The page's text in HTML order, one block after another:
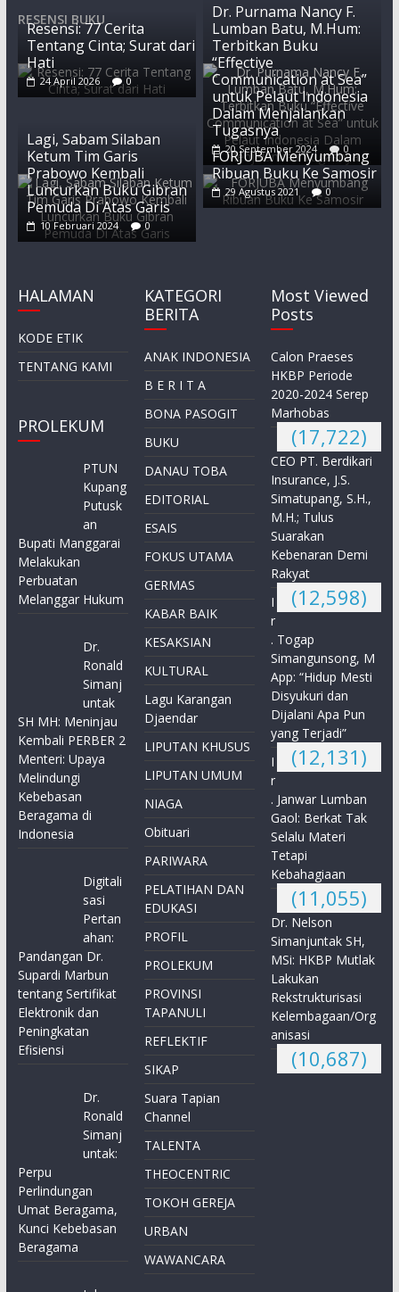
RESENSI BUKU
Resensi: 77 Cerita
Tentang Cinta; Surat dari
Hati
24 April 2026 0
Dr. Purnama Nancy F.
Lumban Batu, M.Hum:
Terbitkan Buku
“Effective
Communication at Sea”
untuk Pelaut Indonesia
Dalam Menjalankan
Tugasnya
20 September 2024 0
Lagi, Sabam Silaban
Ketum Tim Garis
Prabowo Kembali
Luncurkan Buku Gibran
Pemuda Di Atas Garis
10 Februari 2024 0
FORJUBA Menyumbang
Ribuan Buku Ke Samosir
29 Agustus 2021 0
HALAMAN
KODE ETIK
TENTANG KAMI
PROLEKUM
PTUN
Kupang
Putusk
an
Bupati Manggarai
Melakukan
Perbuatan
Melanggar Hukum
Dr.
Ronald
Simanj
untak
SH MH: Meninjau
Kembali PERBER 2
Menteri: Upaya
Melindungi
Kebebasan
Beragama di
Indonesia
Digitali
sasi
Pertan
ahan:
Pandangan Dr.
Supardi Marbun
tentang Sertifikat
Elektronik dan
Peningkatan
Efisiensi
Dr.
Ronald
Simanj
untak:
Perpu
Perlindungan
Umat Beragama,
Kunci Kebebasan
Beragama
KATEGORI
BERITA
ANAK INDONESIA
B E R I T A
BONA PASOGIT
BUKU
DANAU TOBA
EDITORIAL
ESAIS
FOKUS UTAMA
GERMAS
KABAR BAIK
KESAKSIAN
KULTURAL
Lagu Karangan
Djaendar
LIPUTAN KHUSUS
LIPUTAN UMUM
NIAGA
Obituari
PARIWARA
PELATIHAN DAN
EDUKASI
PROFIL
PROLEKUM
PROVINSI
TAPANULI
REFLEKTIF
SIKAP
Suara Tapian
Channel
TALENTA
THEOCENTRIC
TOKOH GEREJA
URBAN
WAWANCARA
Most Viewed
Posts
Calon Praeses
HKBP Periode
2020-2024 Serep
Marhobas
(17,722)
CEO PT. Berdikari
Insurance, J.S.
Simatupang, S.H.,
M.H.; Tulus
Suarakan
Kebenaran Demi
Rakyat
(12,598)
I
r
. Togap
Simangunsong, M
App: “Hidup Mesti
Disyukuri dan
Dijalani Apa Pun
yang Terjadi”
(12,131)
I
r
. Janwar Lumban
Gaol: Berkat Tak
Selalu Materi
Tetapi
Kebahagiaan
(11,055)
Dr. Nelson
Simanjuntak SH,
MSi: HKBP Mutlak
Lakukan
Rekstrukturisasi
Kelembagaan/Org
anisasi
(10,687)